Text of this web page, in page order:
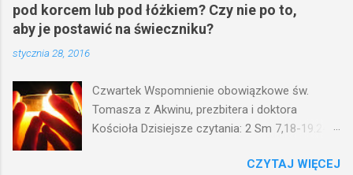
pod korcem lub pod łóżkiem? Czy nie po to,
aby je postawić na świeczniku?
stycznia 28, 2016
Czwartek Wspomnienie obowiązkowe św.
Tomasza z Akwinu, prezbitera i doktora
Kościoła Dzisiejsze czytania: 2 Sm 7,18-19.24-
(Mk 4,21-25) Jezus mówił ludowi: Czy po to
CZYTAJ WIĘCEJ